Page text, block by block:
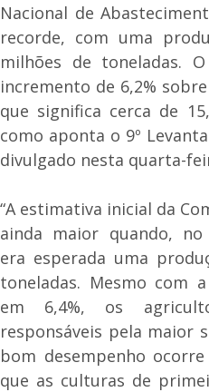
Nacional de
recorde, com uma
milhões de toneladas.
incremento de 6,2%
que significa cerca de
como aponta o 9º
divulgado nesta quarta-
“A estimativa inicial da
ainda maior quando,
era esperada uma
toneladas. Mesmo com
em 6,4%, os
responsáveis pela maior
bom desempenho
que as culturas de